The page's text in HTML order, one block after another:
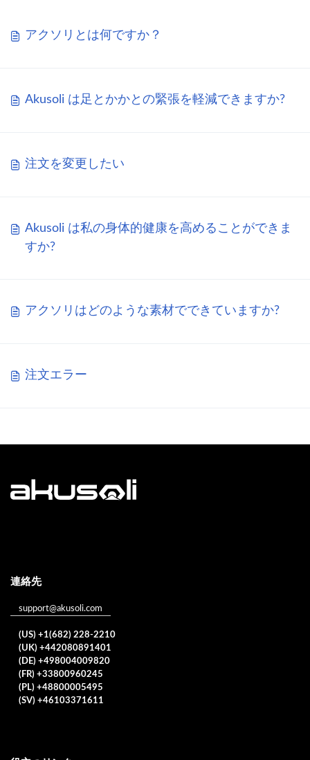
アクソリとは何ですか？
Akusoli は足とかかとの緊張を軽減できますか?
注文を変更したい
Akusoli は私の身体的健康を高めることができま
すか?
アクソリはどのような素材でできていますか?
注文エラー
連絡先
support@akusoli.com
(US) +1(682) 228-2210
(UK) +442080891401
(DE) +498004009820
(FR) +33800960245
(PL) +48800005495
(SV) +46103371611